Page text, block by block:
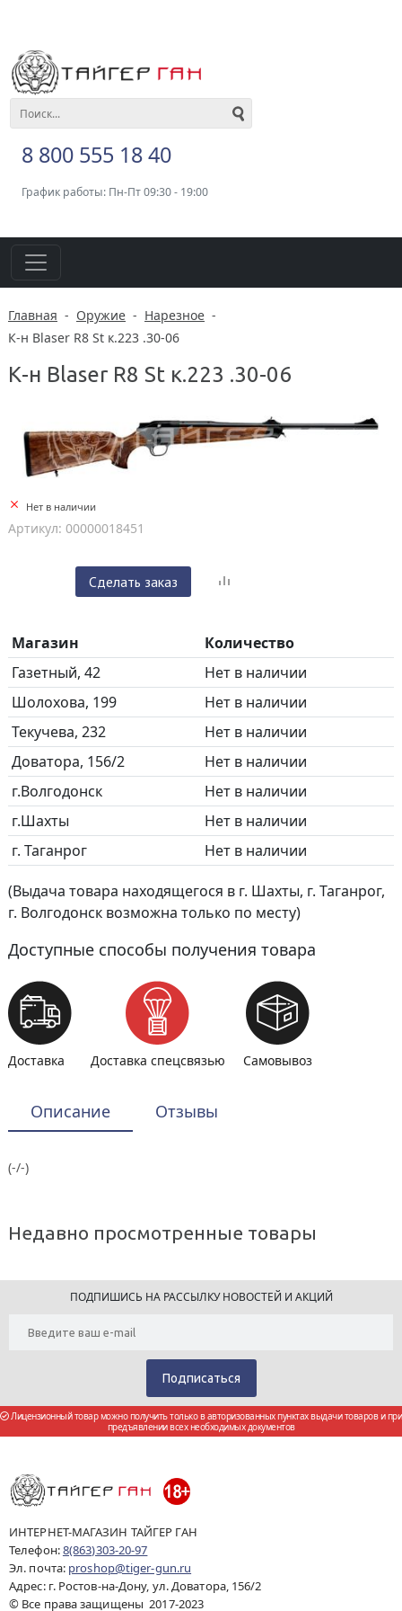
8 800 555 18 40
График работы: Пн-Пт 09:30 - 19:00
Главная - Оружие - Нарезное -
К-н Blaser R8 St к.223 .30-06
К-н Blaser R8 St к.223 .30-06
Нет в наличии
Артикул: 00000018451
Сделать заказ
Магазин
Количество
Газетный, 42
Нет в наличии
Шолохова, 199
Нет в наличии
Текучева, 232
Нет в наличии
Доватора, 156/2
Нет в наличии
г.Волгодонск
Нет в наличии
г.Шахты
Нет в наличии
г. Таганрог
Нет в наличии
(Выдача товара находящегося в г. Шахты, г. Таганрог,
г. Волгодонск возможна только по месту)
Доступные способы получения товара
Доставка Доставка спецсвязью Самовывоз
Описание Отзывы
(-/-)
Недавно просмотренные товары
ПОДПИШИСЬ НА РАССЫЛКУ НОВОСТЕЙ И АКЦИЙ
Лицензионный товар можно получить только в авторизованных пунктах выдачи товаров и при
предъявлении всех необходимых документов
ИНТЕРНЕТ-МАГАЗИН ТАЙГЕР ГАН
Телефон:8(863)303-20-97
Эл. почта: proshop@tiger-gun.ru
Адрес: г. Ростов-на-Дону, ул. Доватора, 156/2
© Все права защищены 2017-2023